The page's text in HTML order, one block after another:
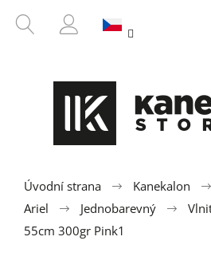
HLEDAT
PŘIHLÁŠENÍ
Úvodní strana Kanekalon
Ariel
Jednobarevný
55cm 300gr Pink1
ZPĚT
ZPĚT
e
b